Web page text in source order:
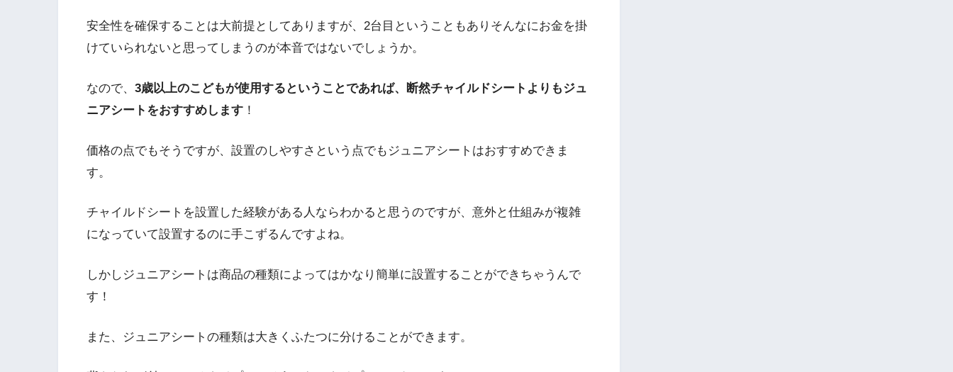
安全性を確保することは大前提としてありますが、2台目ということもありそんなにお金を掛
けていられないと思ってしまうのが本音ではないでしょうか。
なので、 3歳以上のこどもが使用するということであれば、断然チャイルドシートよりもジュ
ニアシートをおすすめします ！
価格の点でもそうですが、設置のしやすさという点でもジュニアシートはおすすめできま
す。
チャイルドシートを設置した経験がある人ならわかると思うのですが、意外と仕組みが複雑
になっていて設置するのに手こずるんですよね。
しかしジュニアシートは商品の種類によってはかなり簡単に設置することができちゃうんで
す！
また、ジュニアシートの種類は大きくふたつに分けることができます。